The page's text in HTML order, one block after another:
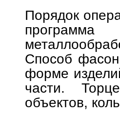
Порядок
Способ
форме
части.
объектов,